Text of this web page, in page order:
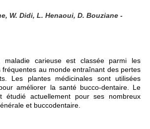
W. Didi, L. Henaoui, D. Bouziane -
maladie carieuse est classée parmi les
fréquentes au monde entraînant des pertes
Les plantes médicinales sont utilisées
améliorer la santé bucco-dentaire. Le
étudié actuellement pour ses nombreux
et buccodentaire.